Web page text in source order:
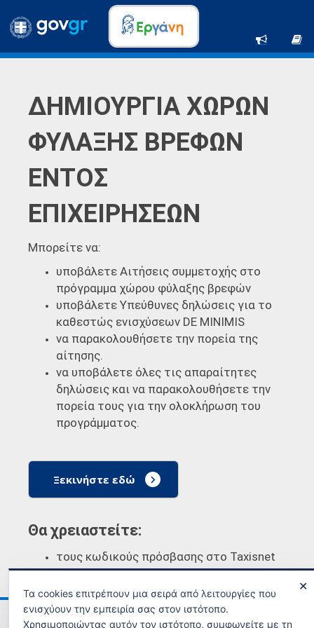
ΔΗΜΙΟΥΡΓΙΑ ΧΩΡΩΝ
ΦΥΛΑΞΗΣ ΒΡΕΦΩΝ
ΕΝΤΟΣ
ΕΠΙΧΕΙΡΗΣΕΩΝ
Μπορείτε να:
υποβάλετε Αιτήσεις συμμετοχής στο
πρόγραμμα χώρου φύλαξης βρεφών
υποβάλετε Υπεύθυνες δηλώσεις για το
καθεστώς ενισχύσεων DE MINIMIS
να παρακολουθήσετε την πορεία της
αίτησης.
να υποβάλετε όλες τις απαραίτητες
δηλώσεις και να παρακολουθήσετε την
πορεία τους για την ολοκλήρωση του
προγράμματος.
Ξεκινήστε εδώ
Θα χρειαστείτε:
τους κωδικούς πρόσβασης στο Taxisnet
Ανακοινώσεις Όροι χρήσης
✕
Τα cookies επιτρέπουν μια σειρά από λειτουργίες που
ενισχύουν την εμπειρία σας στον ιστότοπο.
Χρησιμοποιώντας αυτόν τον ιστότοπο, συμφωνείτε με τη